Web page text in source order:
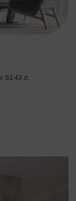
52.43 zł.